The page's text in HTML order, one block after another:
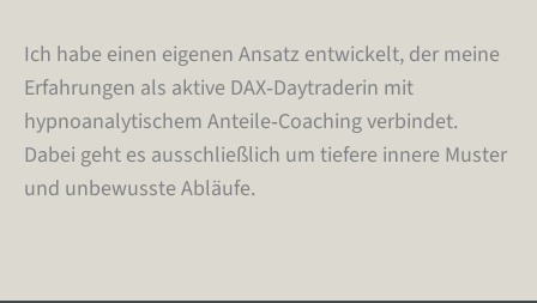
Ich habe einen eigenen Ansatz entwickelt, der meine
Erfahrungen als aktive DAX‑Daytraderin mit
hypnoanalytischem Anteile‑Coaching verbindet.
Dabei geht es ausschließlich um tiefere innere Muster
und unbewusste Abläufe.